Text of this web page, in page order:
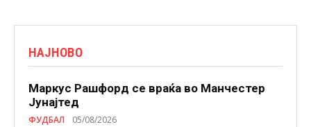
НАЈНОВО
Маркус Рашфорд се враќа во Манчестер
Јунајтед
ФУДБАЛ 05/08/2026